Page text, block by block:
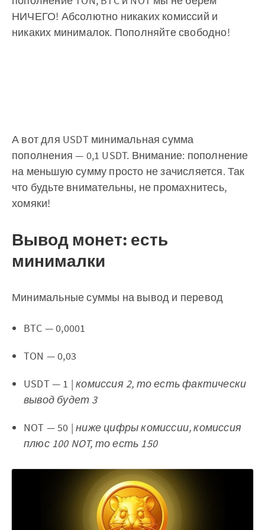
НИЧЕГО! Абсолютно никаких комиссий и
никаких минималок. Пополняйте свободно!
А вот для USDT минимальная сумма
пополнения — 0,1 USDT. Внимание: пополнение
на меньшую сумму просто не зачисляется. Так
что будьте внимательны, не промахнитесь,
хомяки!
Вывод монет: есть
минималки
Минимальные суммы на вывод и перевод
BTC — 0,0001
TON — 0,03
USDT — 1 |комиссия 2, то есть фактически
вывод будет 3
NOT — 50 |ниже цифры комиссии, комиссия
плюс 100 NOT, то есть 150